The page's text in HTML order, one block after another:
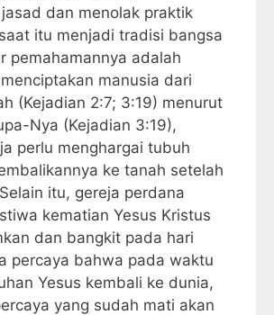
dan menolak praktik
itu menjadi tradisi bangsa
pemahamannya adalah
manusia dari
(Kejadian 2:7; 3:19) menurut
Nya (Kejadian 3:19),
perlu menghargai tubuh
ke tanah setelah
itu, gereja perdana
kematian Yesus Kristus
dan bangkit pada hari
percaya bahwa pada waktu
Yesus kembali ke dunia,
yang sudah mati akan